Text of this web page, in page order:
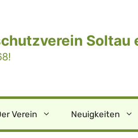
Soltau
Verein Neuigkeiten